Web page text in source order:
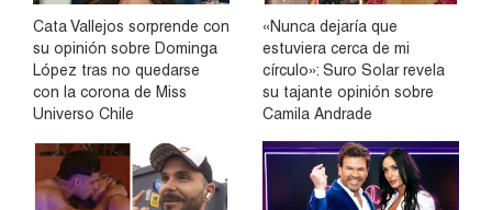
Cata Vallejos sorprende con
su opinión sobre Dominga
López tras no quedarse
con la corona de Miss
Universo Chile
«Nunca dejaría que
estuviera cerca de mi
círculo»: Suro Solar revela
su tajante opinión sobre
Camila Andrade